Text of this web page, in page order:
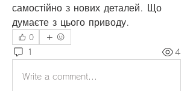
самостійно з нових деталей. Що
думаєте з цього приводу.
0
1 4
Write a comment...